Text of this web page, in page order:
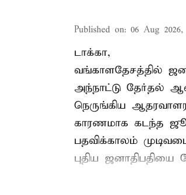
Published on: 06 Aug
டாக்கா,
வங்காளதேசத்தில்
அந்நாட்டு தேர்தல்
நெருங்கிய
காரணமாக கடந்த
பதவிக்காலம்
புதிய